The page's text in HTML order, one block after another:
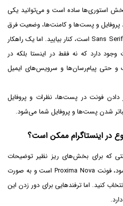
بخش استوری‌ها ساده است و می‌توانید یکی
پروفایل و پست‌ها و کامنت‌ها، وضعیت فرق
می‌کند و باید با فونت پیش‌فرض که Sans Serif است، کنار بیایید. اما یک راهکار
دارد که نه فقط در اینستا بلکه در
و حتی پیام‌رسان‌ها و سرویس‌های ایمیل
دادن فونت در پست‌ها، نظرات و پروفایل
در اینستاگرام ممکن است؟
که برای بخش‌های ریز نظیر توضیحات
پست یا بخش نظرات استفاده می‌شود، فونت Proxima Nova است و به صورت
کنید. اما ترفندهایی برای دور زدن این